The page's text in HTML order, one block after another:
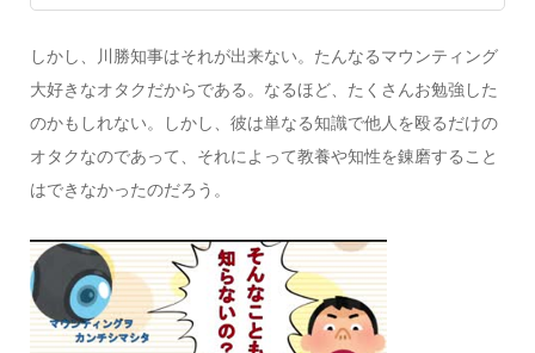
しかし、川勝知事はそれが出来ない。たんなるマウンティング
大好きなオタクだからである。なるほど、たくさんお勉強した
のかもしれない。しかし、彼は単なる知識で他人を殴るだけの
オタクなのであって、それによって教養や知性を錬磨すること
はできなかったのだろう。